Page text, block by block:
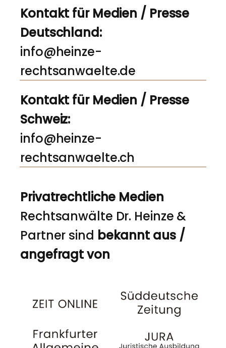
Kontakt für Medien / Presse
Deutschland:
info@heinze-
rechtsanwaelte.de
Kontakt für Medien / Presse
Schweiz:
info@heinze-
rechtsanwaelte.ch
Privatrechtliche Medien
Rechtsanwälte Dr. Heinze &
Partner sind bekannt aus /
angefragt von